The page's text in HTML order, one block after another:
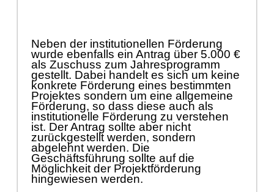
Neben der institutionellen Förderung
wurde ebenfalls ein Antrag über 5.000€
als Zuschuss zum Jahresprogramm
gestellt. Dabei handelt es sich um keine
konkrete Förderung eines bestimmten
Projektes sondern um eine allgemeine
Förderung, so dass diese auch als
institutionelle Förderung zu verstehen
ist. Der Antrag sollte aber nicht
zurückgestellt werden, sondern
abgelehnt werden. Die
Geschäftsführung sollte auf die
Möglichkeit der Projektförderung
hingewiesen werden.